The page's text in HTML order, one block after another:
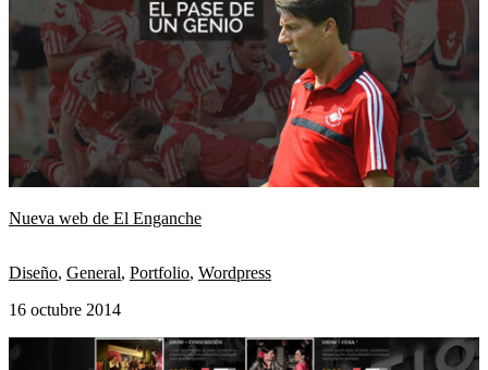
aviso legal
política de privacidad
política de cookies
Nueva web de El Enganche
Diseño, General, Portfolio, Wordpress
16 octubre 2014